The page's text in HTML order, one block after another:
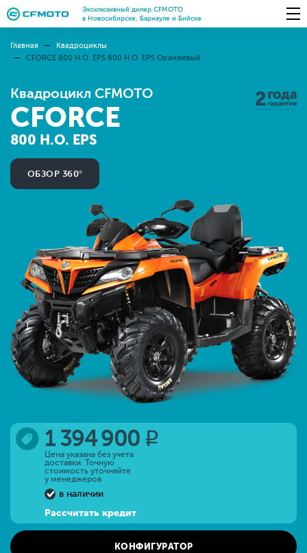
Эксклюзивный дилер CFMOTO
в Новосибирске, Барнауле и Бийске
Главная
Квадроциклы
CFORCE 800 H.O. EPS 800 H.O. EPS Оранжевый
Квадроцикл CFMOTO
CFORCE
800 H.O. EPS
1 394 900 q
Цена указана без учета
доставки. Точную
стоимость уточняйте
у менеджеров
в наличии
Рассчитать кредит
ОБЗОР 360°
КОНФИГУРАТОР